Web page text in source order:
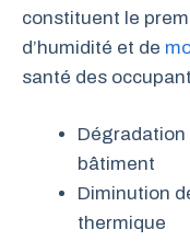
constituent le
d’humidité et de
santé des
bâtiment
Diminution
thermique